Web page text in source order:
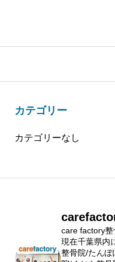
カテゴリー
カテゴリーなし
care factory
現在千葉県内
整骨院/たん